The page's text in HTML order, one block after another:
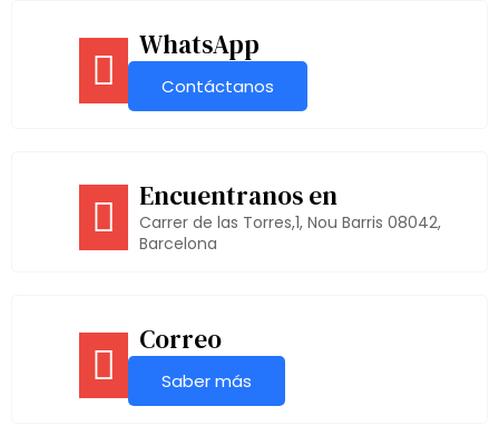
WhatsApp
Contáctanos
Encuentranos en
Carrer de las Torres,1, Nou Barris 08042,
Barcelona
Correo
Saber más